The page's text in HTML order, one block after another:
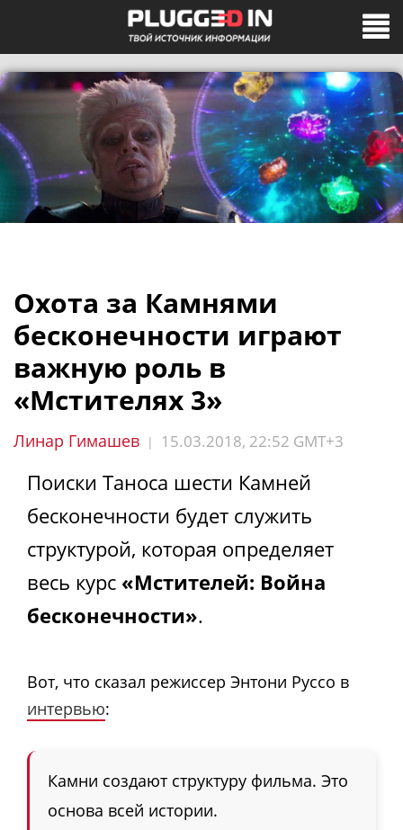
Охота за Камнями
бесконечности играют
важную роль в
«Мстителях 3»
Линар Гимашев | 15.03.2018, 22:52 GMT+3
Поиски Таноса шести Камней
бесконечности будет служить
структурой, которая определяет
весь курс «Мстителей: Война
бесконечности».
Вот, что сказал режиссер Энтони Руссо в
интервью:
Камни создают структуру фильма. Это
основа всей истории.